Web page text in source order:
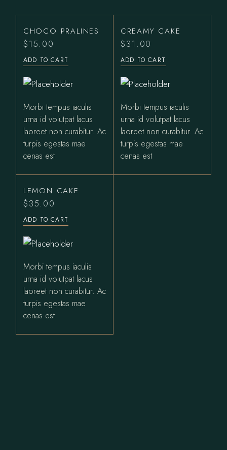
CHOCO PRALINES
$15.00
ADD TO CART
Morbi tempus iaculis
urna id volutpat lacus
laoreet non curabitur. Ac
turpis egestas mae
cenas est
CREAMY CAKE
$31.00
ADD TO CART
Morbi tempus iaculis
urna id volutpat lacus
laoreet non curabitur. Ac
turpis egestas mae
cenas est
LEMON CAKE
$35.00
ADD TO CART
Morbi tempus iaculis
urna id volutpat lacus
laoreet non curabitur. Ac
turpis egestas mae
cenas est